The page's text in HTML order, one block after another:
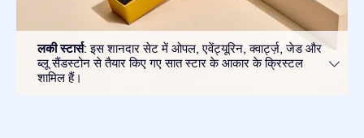
लकी स्टार्स: इस शानदार सेट में ओपल, एवेंट्यूरिन, क्वार्ट्ज़, जेड और
ब्लू सैंडस्टोन से तैयार किए गए सात स्टार के आकार के क्रिस्टल
शामिल हैं।